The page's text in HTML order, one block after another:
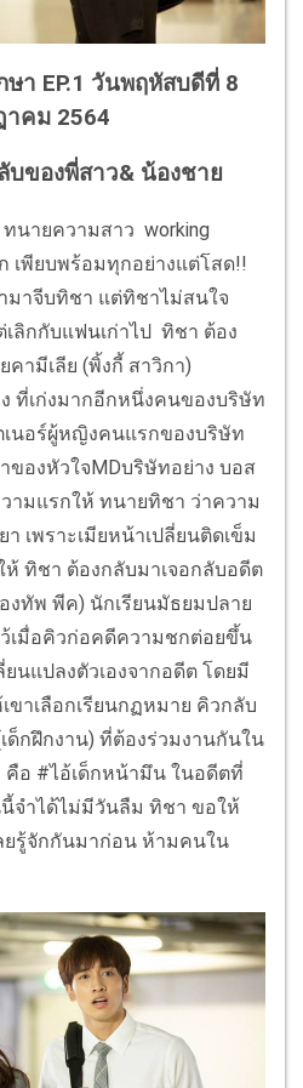
ษา EP.1 วันพฤหัสบดีที่ 8
าคม 2564
บของพี่สาว& น้องชาย
นายความสาว working
เพียบพร้อมทุกอย่างแต่โสด!!
มาจีบทิชา แต่ทิชาไม่สนใจ
เลิกกับแฟนเก่าไป ทิชา ต้อง
ามีเลีย (พิ้งกี้ สาวิกา)
ที่เก่งมากอีกหนึ่งคนของบริษัท
เนอร์ผู้หญิงคนแรกของบริษัท
ของหัวใจMDบริษัทอย่าง บอส
ามแรกให้ ทนายทิชา ว่าความ
เพราะเมียหน้าเปลี่ยนติดเข็ม
ทิชา ต้องกลับมาเจอกลับอดีต
ทัพ พีค) นักเรียนมัธยมปลาย
ว้เมื่อคิวก่อคดีความชกต่อยขึ้น
นแปลงตัวเองจากอดีต โดยมี
ขาเลือกเรียนกฏหมาย คิวกลับ
ด็กฝึกงาน) ที่ต้องร่วมงานกันใน
อ #ไอ้เด็กหน้ามึน ในอดีตที่
จำได้ไม่มีวันลืม ทิชา ขอให้
ยรู้จักกันมาก่อน ห้ามคนใน